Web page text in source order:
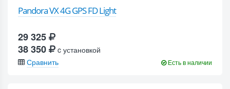
Pandora VX 4G GPS FD Light
29 325
38 350
c установкой
Сравнить
Есть в наличии